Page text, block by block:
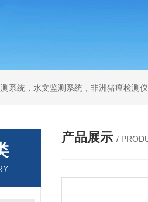
系统，水文监测系统，非洲猪瘟检测
产品展示 /